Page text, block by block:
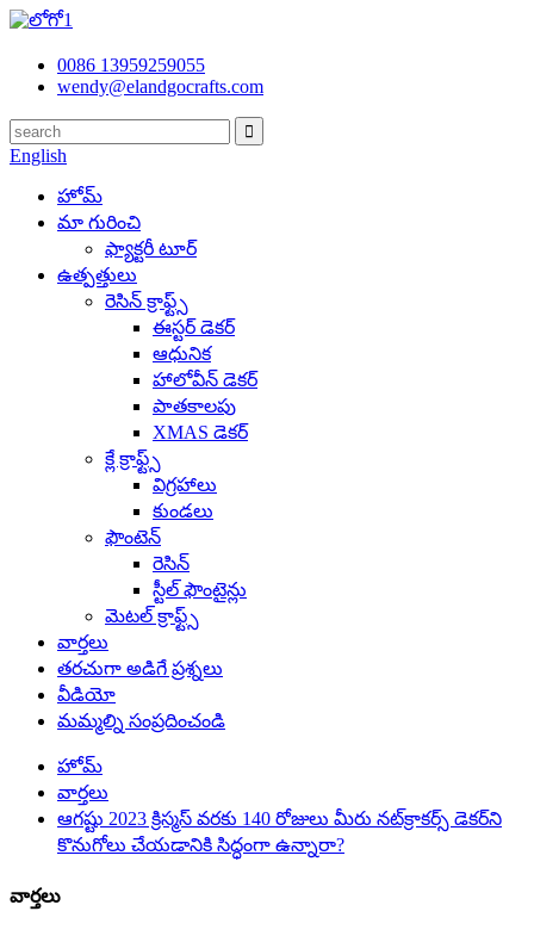
0086 13959259055
wendy@elandgocrafts.com
English
హోమ్
మా గురించి
ఫ్యాక్టరీ టూర్
ఉత్పత్తులు
రెసిన్ క్రాఫ్ట్స్
ఈస్టర్ డెకర్
ఆధునిక
హాలోవీన్ డెకర్
పాతకాలపు
XMAS డెకర్
క్లే క్రాఫ్ట్స్
విగ్రహాలు
కుండలు
ఫౌంటెన్
రెసిన్
స్టీల్ ఫౌంటైన్లు
మెటల్ క్రాఫ్ట్స్
వార్తలు
తరచుగా అడిగే ప్రశ్నలు
వీడియో
మమ్మల్ని సంప్రదించండి
హోమ్
వార్తలు
ఆగష్టు 2023 క్రిస్మస్ వరకు 140 రోజులు మీరు నట్‌క్రాకర్స్ డెకర్‌ని
కొనుగోలు చేయడానికి సిద్ధంగా ఉన్నారా?
వార్తలు